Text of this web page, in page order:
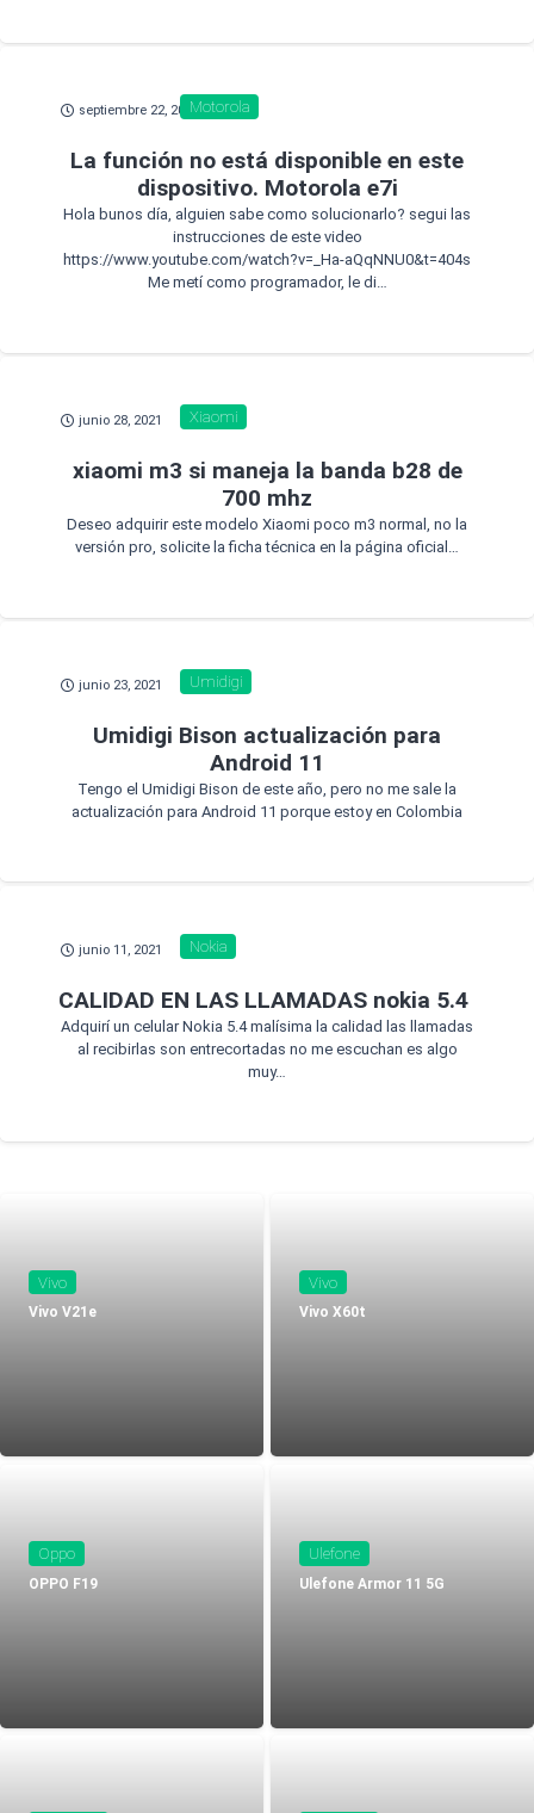
septiembre 22, 2021Motorola
La función no está disponible en este
dispositivo. Motorola e7i
Hola bunos día, alguien sabe como solucionarlo? segui las
instrucciones de este video
https://www.youtube.com/watch?v=_Ha-aQqNNU0&t=404s
Me metí como programador, le di…
junio 28, 2021 Xiaomi
xiaomi m3 si maneja la banda b28 de
700 mhz
Deseo adquirir este modelo Xiaomi poco m3 normal, no la
versión pro, solicite la ficha técnica en la página oficial…
junio 23, 2021 Umidigi
Umidigi Bison actualización para
Android 11
Tengo el Umidigi Bison de este año, pero no me sale la
actualización para Android 11 porque estoy en Colombia
junio 11, 2021 Nokia
CALIDAD EN LAS LLAMADAS nokia 5.4
Adquirí un celular Nokia 5.4 malísima la calidad las llamadas
al recibirlas son entrecortadas no me escuchan es algo
muy…
Vivo
Vivo V21e
Vivo
Vivo X60t
Oppo
OPPO F19
Ulefone
Ulefone Armor 11 5G